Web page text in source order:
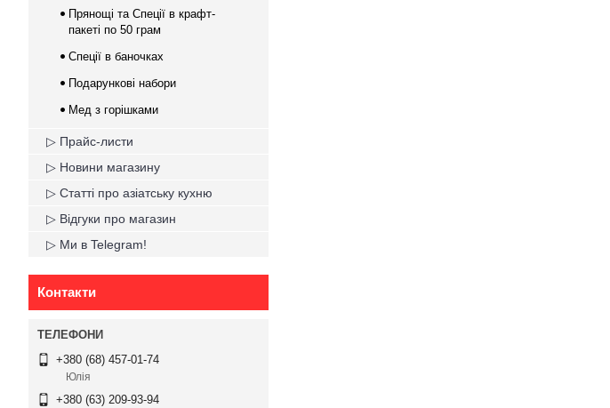
Прянощі та Спеції в крафт-
пакеті по 50 грам
Спеції в баночках
Подарункові набори
Мед з горішками
▷ Прайс-листи
▷ Новини магазину
▷ Статті про азіатську кухню
▷ Відгуки про магазин
▷ Ми в Telegram!
Контакти
+380 (68) 457-01-74
Юлія
+380 (63) 209-93-94